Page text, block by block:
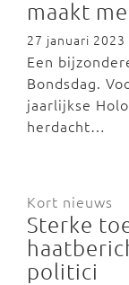
maakt
27 januari
Een
Bondsdag.
jaarlijkse
herdacht…
Kort nieuws
Sterke
politici